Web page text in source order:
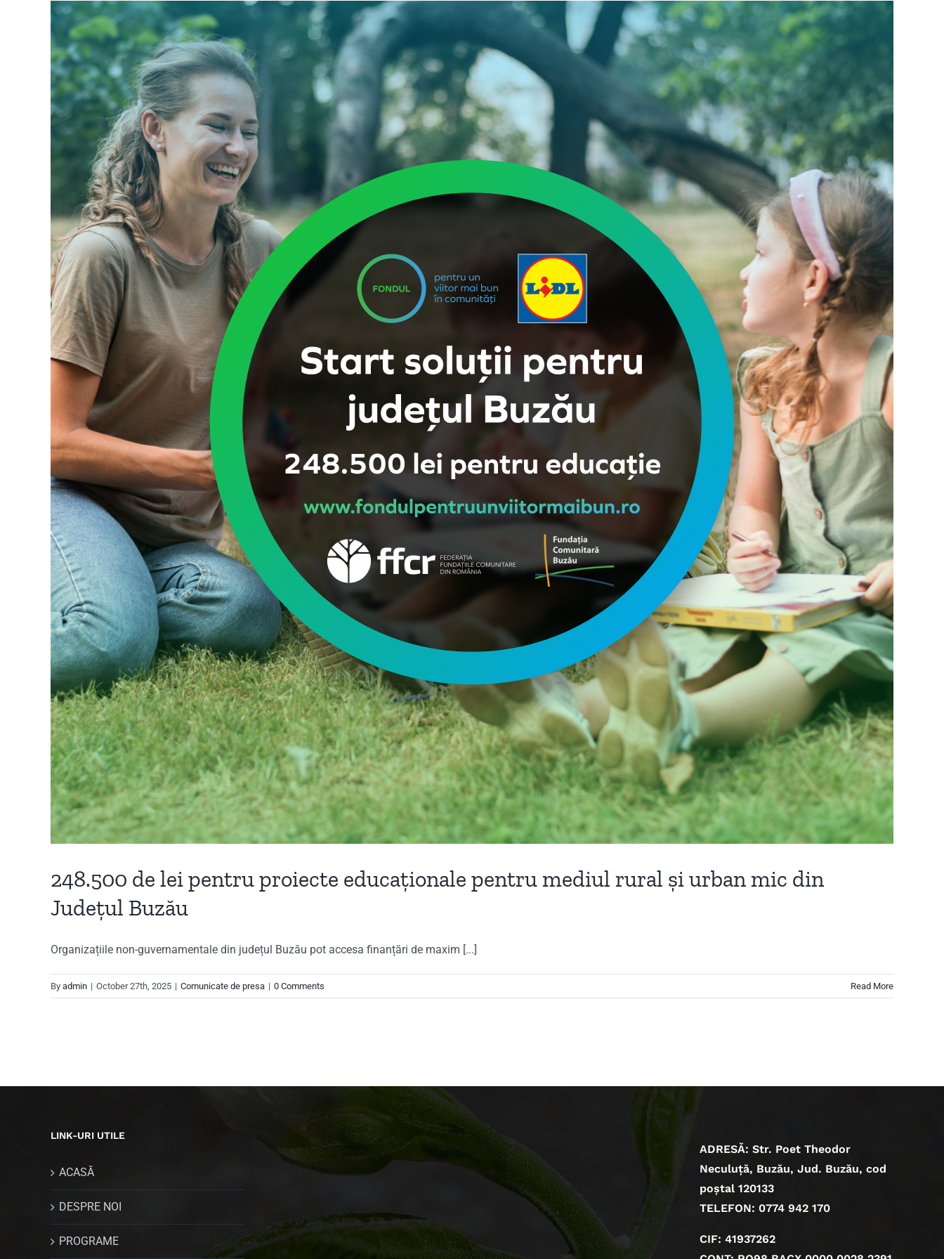
248.500 de lei pentru proiecte educaționale pentru mediul rural și urban mic din
Județul Buzău
Organizațiile non-guvernamentale din județul Buzău pot accesa finanțări de maxim [...]
By admin | October 27th, 2025 | Comunicate de presa | 0 Comments Read More
LINK-URI UTILE
ACASĂ
DESPRE NOI
PROGRAME
ADRESĂ: Str. Poet Theodor
Neculuță, Buzău, Jud. Buzău, cod
poștal 120133
TELEFON: 0774 942 170
CIF: 41937262